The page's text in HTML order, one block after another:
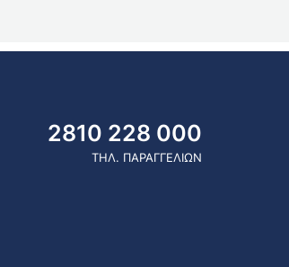
2810 228 000
ΤΗΛ. ΠΑΡΑΓΓΕΛΙΩΝ